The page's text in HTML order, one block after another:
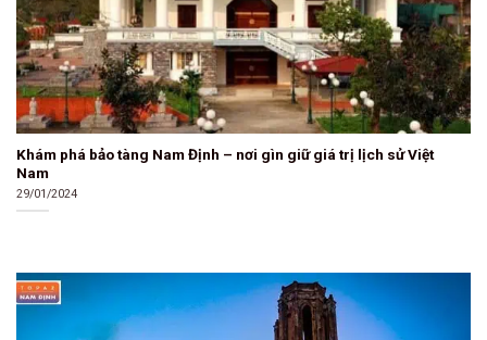
Khám phá bảo tàng Nam Định – nơi gìn giữ giá trị lịch sử Việt
Nam
29/01/2024